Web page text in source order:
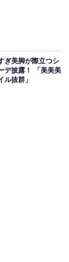
ぎ美脚が際立つシ
デ披露！ 「美美美
ル抜群」